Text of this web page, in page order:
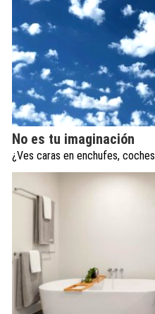
No es tu imaginación
¿Ves caras en enchufes,